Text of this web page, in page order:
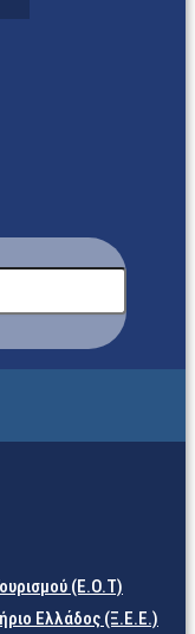
(Ε.Ο.Τ)
Ελλάδος (Ξ.Ε.Ε.)